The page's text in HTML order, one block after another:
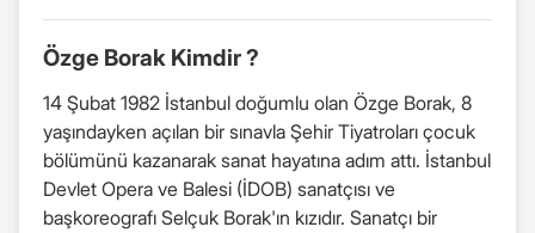
Özge Borak Kimdir ?
14 Şubat 1982 İstanbul doğumlu olan Özge Borak, 8
yaşındayken açılan bir sınavla Şehir Tiyatroları çocuk
bölümünü kazanarak sanat hayatına adım attı. İstanbul
Devlet Opera ve Balesi (İDOB) sanatçısı ve
başkoreografı Selçuk Borak'ın kızıdır. Sanatçı bir